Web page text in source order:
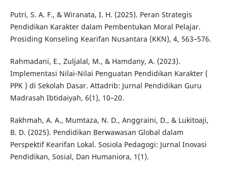
Putri, S. A. F., & Wiranata, I. H. (2025). Peran Strategis
Pendidikan Karakter dalam Pembentukan Moral Pelajar.
Prosiding Konseling Kearifan Nusantara (KKN), 4, 563–576.
Rahmadani, E., Zuljalal, M., & Hamdany, A. (2023).
Implementasi Nilai-Nilai Penguatan Pendidikan Karakter (
PPK ) di Sekolah Dasar. Attadrib: Jurnal Pendidikan Guru
Madrasah Ibtidaiyah, 6(1), 10–20.
Rakhmah, A. A., Mumtaza, N. D., Anggraini, D., & Lukitoaji,
B. D. (2025). Pendidikan Berwawasan Global dalam
Perspektif Kearifan Lokal. Sosiola Pedagogi: Jurnal Inovasi
Pendidikan, Sosial, Dan Humaniora, 1(1).